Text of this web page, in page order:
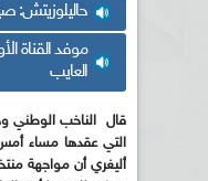
موفد القناة
العايب
قال الناخب الوطني
التي عقدها مساء أمس
أليغري أن مواجهة